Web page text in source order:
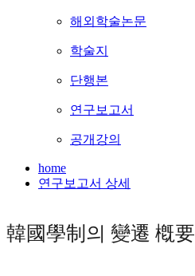
해외학술논문
학술지
단행본
연구보고서
공개강의
home
연구보고서 상세
韓國學制의 變遷 槪要